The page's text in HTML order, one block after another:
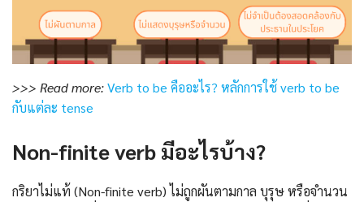
>>> Read more:Verb to be คืออะไร? หลักการใช้ verb to be
กับแต่ละ tense
Non-finite verb มีอะไรบ้าง?
กริยาไม่แท้ (Non-finite verb) ไม่ถูกผันตามกาล บุรุษ หรือจำนวน